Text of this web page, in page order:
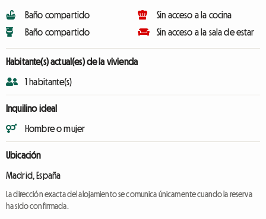
Baño compartido
Baño compartido
Sin acceso a la cocina
Sin acceso a la sala de estar
Habitante(s) actual(es) de la vivienda
1 habitante(s)
Inquilino ideal
Hombre o mujer
Ubicación
Madrid, España
La dirección exacta del alojamiento se comunica únicamente cuando la reserva
ha sido confirmada.